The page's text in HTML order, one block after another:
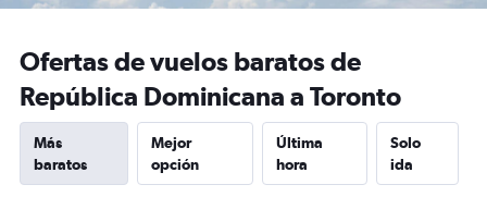
Ofertas de vuelos baratos de
República Dominicana a Toronto
Más
baratos
Mejor
opción
Última
hora
Solo
ida